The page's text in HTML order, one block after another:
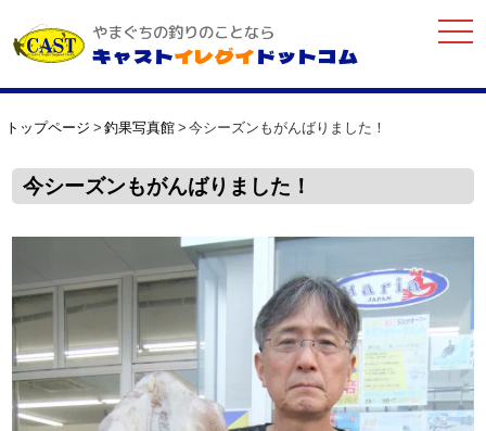
やまぐちの釣りのことなら
キャストイレグイドットコム
トップページ 釣果写真館 今シーズンもがんばりました！
今シーズンもがんばりました！